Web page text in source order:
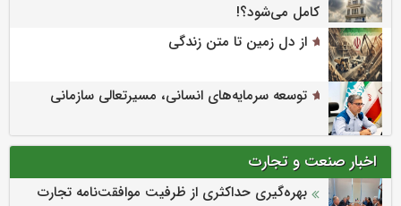
کامل می‌شود؟!
از دل زمین تا متن زندگی
توسعه سرمایه‌های انسانی، مسیرتعالی سازمانی
اخبار صنعت و تجارت
بهره‌گیری حداکثری از ظرفیت موافقت‌نامه تجارت